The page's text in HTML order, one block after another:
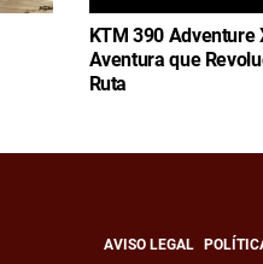
KTM 390 Adventure
Aventura que
Ruta
AVISO LEGAL